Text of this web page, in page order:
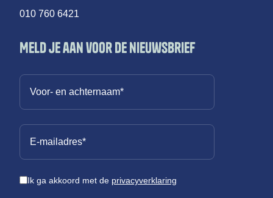
010 760 6421
Meld je aan voor de nieuwsbrief
Ik ga akkoord met de privacyverklaring